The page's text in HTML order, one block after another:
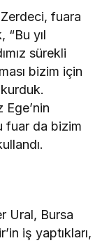
fuara
“Bu yıl
sürekli
bizim için
fuar da bizim
Ural, Bursa
iş yaptıkları,